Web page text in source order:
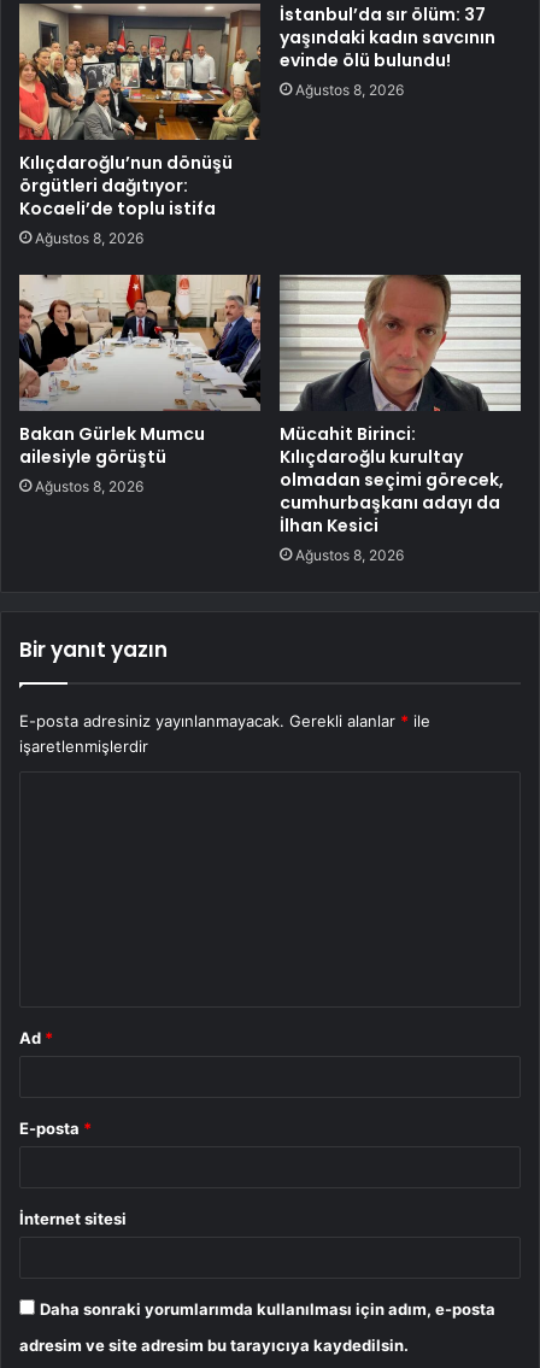
Kılıçdaroğlu’nun dönüşü
örgütleri dağıtıyor:
Kocaeli’de toplu istifa
Ağustos 8, 2026
İstanbul’da sır ölüm: 37
yaşındaki kadın savcının
evinde ölü bulundu!
Ağustos 8, 2026
Bakan Gürlek Mumcu
ailesiyle görüştü
Ağustos 8, 2026
Mücahit Birinci:
Kılıçdaroğlu kurultay
olmadan seçimi görecek,
cumhurbaşkanı adayı da
İlhan Kesici
Ağustos 8, 2026
Bir yanıt yazın
E-posta adresiniz yayınlanmayacak. Gerekli alanlar * ile
işaretlenmişlerdir
Ad *
E-posta *
İnternet sitesi
Daha sonraki yorumlarımda kullanılması için adım, e-posta
adresim ve site adresim bu tarayıcıya kaydedilsin.